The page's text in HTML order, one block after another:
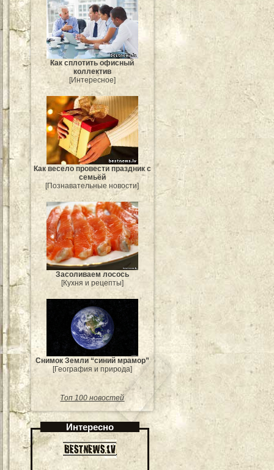
Как сплотить офисный
коллектив
[Интересное]
Как весело провести праздник с
семьёй
[Познавательные новости]
Засоливаем лосось
[Кухня и рецепты]
Снимок Земли “синий мрамор”
[География и природа]
Топ 100 новостей
Интересно